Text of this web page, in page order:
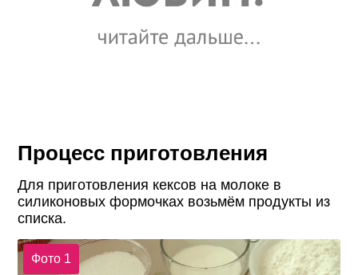
Процесс приготовления
Для приготовления кексов на молоке в
силиконовых формочках возьмём продукты из
списка.
Фото 1